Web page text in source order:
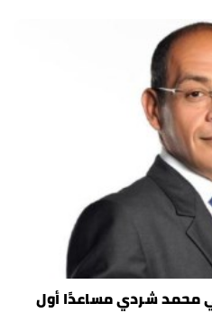
محمد شردي مساعدًا أول